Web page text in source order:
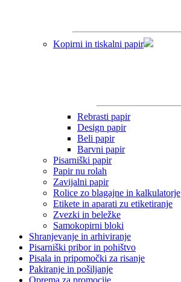
Kopirni in tiskalni papir
Rebrasti papir
Design papir
Beli papir
Barvni papir
Pisarniški papir
Papir nu rolah
Zavijalni papir
Rolice zo blagajne in kalkulatorje
Etikete in aparati zu etiketiranje
Zvezki in beležke
Samokopirni bloki
Shranjevanje in arhiviranje
Pisarniški pribor in pohištvo
Pisala in pripomočki za risanje
Pakiranje in pošiljanje
Oprema za promocije